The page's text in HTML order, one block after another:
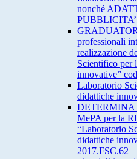
nonché
PUBBLICITA’
professionali
realizzazione
Scientifico per
innovative”
Laboratorio
didattiche
DETERMINA
MePA per la
“Laboratorio
didattiche
2017.FSC.62